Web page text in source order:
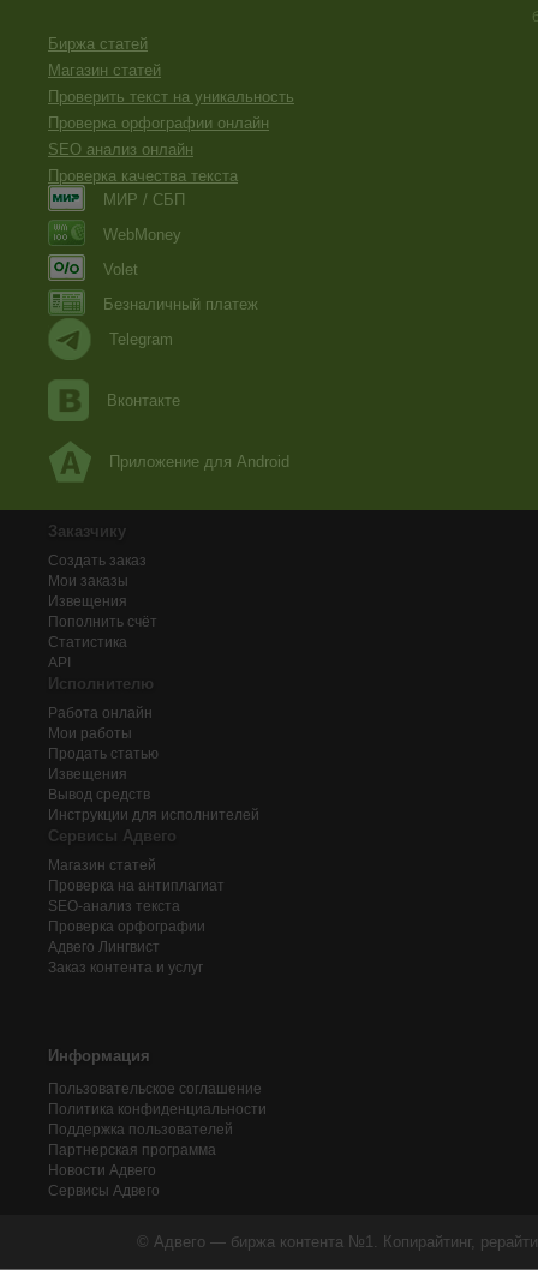
Биржа статей
Магазин статей
Проверить текст на уникальность
Проверка орфографии онлайн
SEO анализ онлайн
Проверка качества текста
МИР / СБП
WebMoney
Volet
Безналичный платеж
Telegram
Вконтакте
Приложение для Android
Заказчику
Создать заказ
Мои заказы
Извещения
Пополнить счёт
Статистика
API
Исполнителю
Работа онлайн
Мои работы
Продать статью
Извещения
Вывод средств
Инструкции для исполнителей
Сервисы Адвего
Магазин статей
Проверка на антиплагиат
SEO-анализ текста
Проверка орфографии
Адвего Лингвист
Заказ контента и услуг
Информация
Пользовательское соглашение
Политика конфиденциальности
Поддержка пользователей
Партнерская программа
Новости Адвего
Сервисы Адвего
© Адвего — биржа контента №1. Копирайтинг,